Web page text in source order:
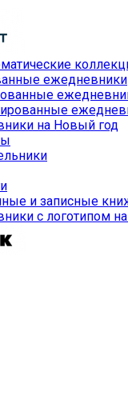
ежедневники
на Новый год
и записные
с логотипом на